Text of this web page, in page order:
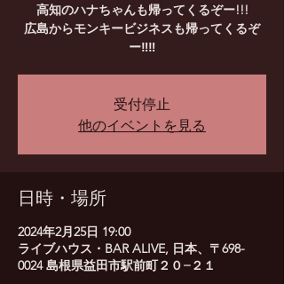
高知のハナちゃんも帰ってくるぞー!!!
広島からモンキービジネスも帰ってくるぞ
ー‼‼
受付停止
他のイベントを見る
日時・場所
2024年2月25日 19:00
ライブハウス・BAR ALIVE, 日本、〒698-
0024 島根県益田市駅前町２０−２１